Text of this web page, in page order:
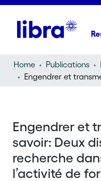
Home Publications
Engendrer et
savoir: Deux
recherche
l’activité de